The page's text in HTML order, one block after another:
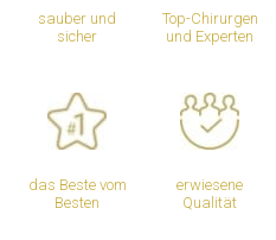
sauber und
sicher
Top-Chirurgen
und Experten
das Beste vom
Besten
erwiesene
Qualität